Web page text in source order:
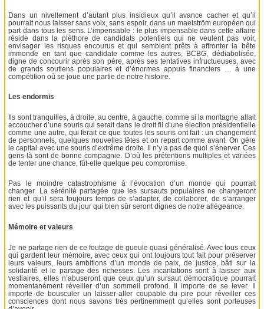
Dans un nivellement d’autant plus insidieux qu’il avance cacher et qu’il
pourrait nous laisser sans voix, sans espoir, dans un maelström européen qui
part dans tous les sens. L’impensable : le plus impensable dans cette affaire
réside dans la pléthore de candidats potentiels qui ne veulent pas voir,
envisager les risques encourus et qui semblent prêts à affronter la bête
immonde en tant que candidate comme les autres, BCBG, dédiabolisée,
digne de concourir après son père, après ses tentatives infructueuses, avec
de grands soutiens populaires et d’énormes appuis financiers … à une
compétition où se joue une partie de notre histoire.
Les endormis
Ils sont tranquilles, à droite, au centre, à gauche, comme si la montagne allait
accoucher d’une souris qui serait dans le droit fil d’une élection présidentielle
comme une autre, qui ferait ce que toutes les souris ont fait : un changement
de personnels, quelques nouvelles têtes et on repart comme avant. On gère
le capital avec une souris d’extrême droite. Il n’y a pas de quoi s’énerver. Ces
gens-là sont de bonne compagnie. D’où les prétentions multiples et variées
de tenter une chance, fût-elle quelque peu compromise.
Pas le moindre catastrophisme à l’évocation d’un monde qui pourrait
changer. La sérénité partagée que les sursauts populaires ne changeront
rien et qu’il sera toujours temps de s’adapter, de collaborer, de s’arranger
avec les puissants du jour qui bien sûr seront dignes de notre allégeance.
Mémoire et valeurs
Je ne partage rien de ce foutage de gueule quasi généralisé. Avec tous ceux
qui gardent leur mémoire, avec ceux qui ont toujours tout fait pour préserver
leurs valeurs, leurs ambitions d’un monde de paix, de justice, bâti sur la
solidarité et le partage des richesses. Les incantations sont à laisser aux
vestiaires, elles n’abuseront que ceux qu’un sursaut démocratique pourrait
momentanément réveiller d’un sommeil profond. Il importe de se lever. Il
importe de bousculer un laisser-aller coupable du pire pour réveiller ces
consciences dont nous savons très pertinemment qu’elles sont porteuses